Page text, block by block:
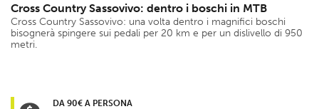
Cross Country Sassovivo: dentro i boschi in MTB
Cross Country Sassovivo: una volta dentro i magnifici boschi
bisognerà spingere sui pedali per 20 km e per un dislivello di 950
metri.
DA 90€ A PERSONA